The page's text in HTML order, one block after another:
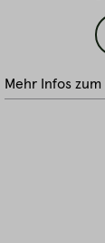
Mehr Infos